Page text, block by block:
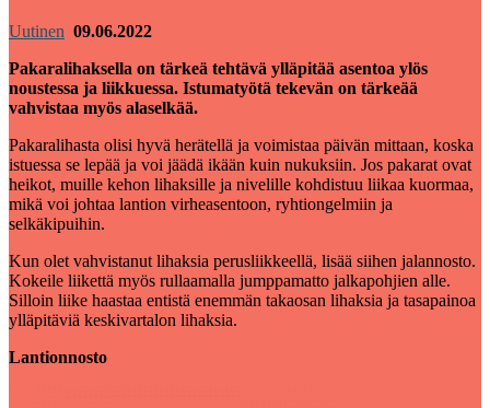
Uutinen 09.06.2022
Pakaralihaksella on tärkeä tehtävä ylläpitää asentoa ylös
noustessa ja liikkuessa. Istumatyötä tekevän on tärkeää
vahvistaa myös alaselkää.
Pakaralihasta olisi hyvä herätellä ja voimistaa päivän mittaan, koska
istuessa se lepää ja voi jäädä ikään kuin nukuksiin. Jos pakarat ovat
heikot, muille kehon lihaksille ja nivelille kohdistuu liikaa kuormaa,
mikä voi johtaa lantion virheasentoon, ryhtiongelmiin ja
selkäkipuihin.
Kun olet vahvistanut lihaksia perusliikkeellä, lisää siihen jalannosto.
Kokeile liikettä myös rullaamalla jumppamatto jalkapohjien alle.
Silloin liike haastaa entistä enemmän takaosan lihaksia ja tasapainoa
ylläpitäviä keskivartalon lihaksia.
Lantionnosto